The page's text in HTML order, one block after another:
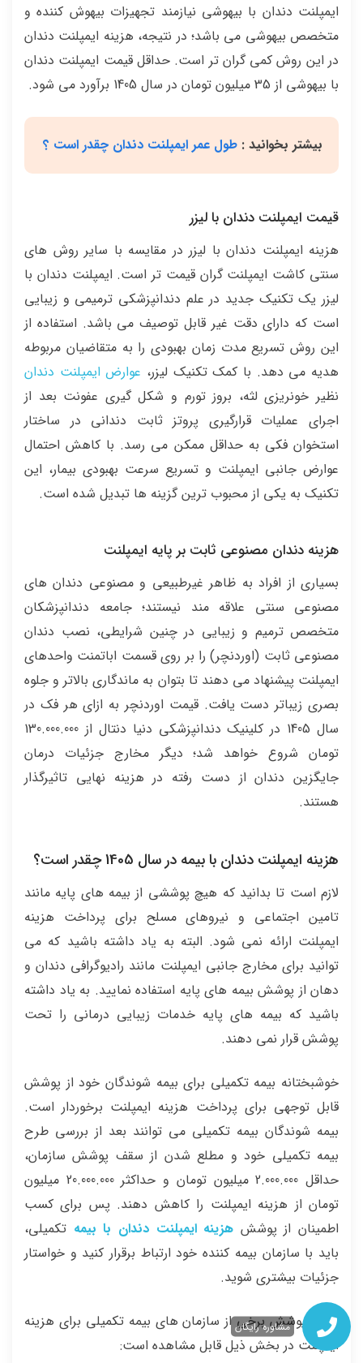
ایمپلنت دندان با بیهوشی نیازمند تجهیزات بیهوش کننده و
متخصص بیهوشی می باشد؛ در نتیجه، هزینه ایمپلنت دندان
در این روش کمی گران تر است. حداقل قیمت ایمپلنت دندان
با بیهوشی از 35 میلیون تومان در سال 1405 برآورد می شود.
بیشتر بخوانید : طول عمر ایمپلنت دندان چقدر است ؟
قیمت ایمپلنت دندان با لیزر
هزینه ایمپلنت دندان با لیزر در مقایسه با سایر روش های
سنتی کاشت ایمپلنت گران قیمت تر است. ایمپلنت دندان با
لیزر یک تکنیک جدید در علم دندانپزشکی ترمیمی و زیبایی
است که دارای دقت غیر قابل توصیف می باشد. استفاده از
این روش تسریع مدت زمان بهبودی را به متقاضیان مربوطه
هدیه می دهد. با کمک تکنیک لیزر، عوارض ایمپلنت دندان
نظیر خونریزی لثه، بروز تورم و شکل گیری عفونت بعد از
اجرای عملیات قرارگیری پروتز ثابت دندانی در ساختار
استخوان فکی به حداقل ممکن می رسد. با کاهش احتمال
عوارض جانبی ایمپلنت و تسریع سرعت بهبودی بیمار، این
تکنیک به یکی از محبوب ترین گزینه ها تبدیل شده است.
هزینه دندان مصنوعی ثابت بر پایه ایمپلنت
بسیاری از افراد به ظاهر غیرطبیعی و مصنوعی دندان های
مصنوعی سنتی علاقه مند نیستند؛ جامعه دندانپزشکان
متخصص ترمیم و زیبایی در چنین شرایطی، نصب دندان
مصنوعی ثابت (اوردنچر) را بر روی قسمت اباتمنت واحدهای
ایمپلنت پیشنهاد می دهند تا بتوان به ماندگاری بالاتر و جلوه
بصری زیباتر دست یافت. قیمت اوردنچر به ازای هر فک در
سال 1405 در کلینیک دندانپزشکی دنیا دنتال از 130.000.000
تومان شروع خواهد شد؛ دیگر مخارج جزئیات درمان
جایگزین دندان از دست رفته در هزینه نهایی تاثیرگذار
هستند.
هزینه ایمپلنت دندان با بیمه در سال 1405 چقدر است؟
لازم است تا بدانید که هیچ پوششی از بیمه های پایه مانند
تامین اجتماعی و نیروهای مسلح برای پرداخت هزینه
ایمپلنت ارائه نمی شود. البته به یاد داشته باشید که می
توانید برای مخارج جانبی ایمپلنت مانند رادیوگرافی دندان و
دهان از پوشش بیمه های پایه استفاده نمایید. به یاد داشته
باشید که بیمه های پایه خدمات زیبایی درمانی را تحت
پوشش قرار نمی دهند.
خوشبختانه بیمه تکمیلی برای بیمه شوندگان خود از پوشش
قابل توجهی برای پرداخت هزینه ایمپلنت برخوردار است.
بیمه شوندگان بیمه تکمیلی می توانند بعد از بررسی طرح
بیمه تکمیلی خود و مطلع شدن از سقف پوشش سازمان،
حداقل 2.000.000 میلیون تومان و حداکثر 20.000.000 میلیون
تومان از هزینه ایمپلنت را کاهش دهند. پس برای کسب
اطمینان از پوشش هزینه ایمپلنت دندان با بیمه تکمیلی،
باید با سازمان بیمه کننده خود ارتباط برقرار کنید و خواستار
جزئیات بیشتری شوید.
سقف پوشش برخی از سازمان های بیمه تکمیلی برای هزینه
ایمپلنت در بخش ذیل قابل مشاهده است:
مشاوره رایگان